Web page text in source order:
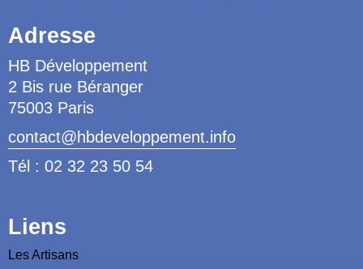
Adresse
HB Développement
2 Bis rue Béranger
75003 Paris
contact@hbdeveloppement.info
Tél : 02 32 23 50 54
Liens
Les Artisans